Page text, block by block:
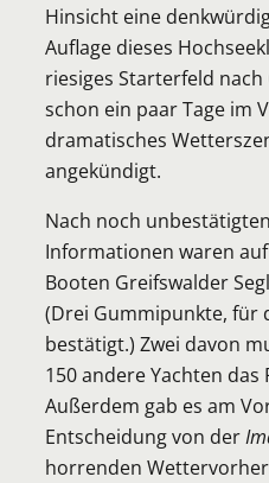
Hinsicht eine
Auflage dieses
riesiges Starterfeld
schon ein paar Tage im
dramatisches
angekündigt.
Nach noch
Informationen waren
Booten Greifswalder
(Drei Gummipunkte, für
bestätigt.) Zwei davon
150 andere Yachten das
Außerdem gab es am
Entscheidung von der
horrenden